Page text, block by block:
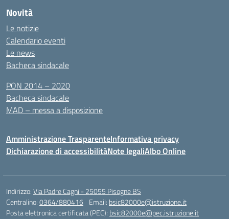
Novità
Le notizie
Calendario eventi
Le news
Bacheca sindacale
PON 2014 – 2020
Bacheca sindacale
MAD – messa a disposizione
Amministrazione TrasparenteInformativa privacy
Dichiarazione di accessibilitàNote legaliAlbo Online
Indirizzo:Via Padre Cagni - 25055 Pisogne BS
Centralino:0364/880416 Email: bsic82000e@istruzione.it
Posta elettronica certificata (PEC): bsic82000e@pec.istruzione.it